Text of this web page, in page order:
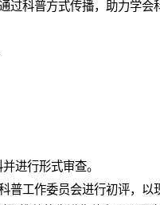
过科普方式传播，助力学会
进行形式审查。
普工作委员会进行初评，以